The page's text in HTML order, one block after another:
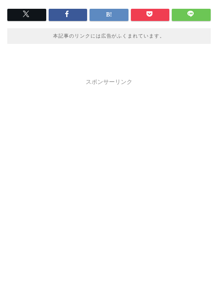
本記事のリンクには広告がふくまれています。
スポンサーリンク